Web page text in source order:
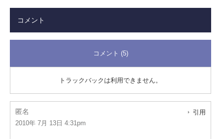
コメント
コメント (5)
トラックバックは利用できません。
匿名
2010年 7月 13日 4:31pm
引用